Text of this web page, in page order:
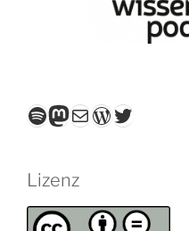
Spotify
Mastodon
E-MailWordPress
Twitter
Lizenz